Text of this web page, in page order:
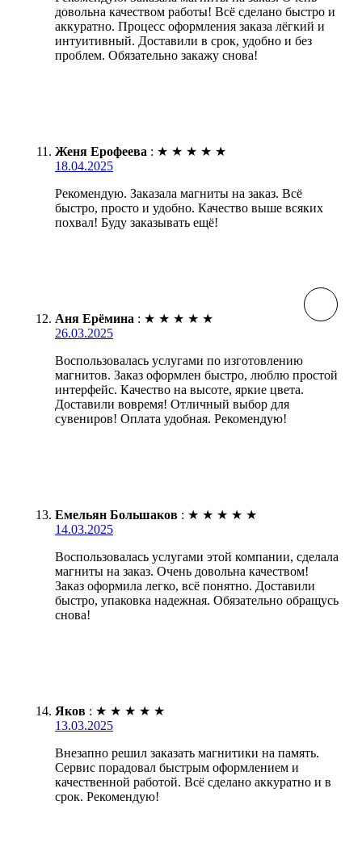
довольна качеством работы! Всё сделано быстро и
аккуратно. Процесс оформления заказа лёгкий и
интуитивный. Доставили в срок, удобно и без
проблем. Обязательно закажу снова!
Женя Ерофеева : ★ ★ ★ ★ ★
18.04.2025
Рекомендую. Заказала магниты на заказ. Всё
быстро, просто и удобно. Качество выше всяких
похвал! Буду заказывать ещё!
Аня Ерёмина : ★ ★ ★ ★ ★
26.03.2025
Воспользовалась услугами по изготовлению
магнитов. Заказ оформлен быстро, люблю простой
интерфейс. Качество на высоте, яркие цвета.
Доставили вовремя! Отличный выбор для
сувениров! Оплата удобная. Рекомендую!
Емельян Большаков : ★ ★ ★ ★ ★
14.03.2025
Воспользовалась услугами этой компании, сделала
магниты на заказ. Очень довольна качеством!
Заказ оформила легко, всё понятно. Доставили
быстро, упаковка надежная. Обязательно обращусь
снова!
Яков : ★ ★ ★ ★ ★
13.03.2025
Внезапно решил заказать магнитики на память.
Сервис порадовал быстрым оформлением и
качественной работой. Всё сделано аккуратно и в
срок. Рекомендую!